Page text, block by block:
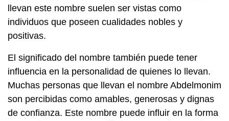
llevan este nombre suelen ser vistas como
individuos que poseen cualidades nobles y
positivas.
El significado del nombre también puede tener
influencia en la personalidad de quienes lo llevan.
Muchas personas que llevan el nombre Abdelmonim
son percibidas como amables, generosas y dignas
de confianza. Este nombre puede influir en la forma